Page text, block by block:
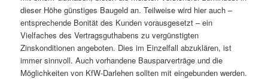
dieser Höhe günstiges Baugeld an. Teilweise wird hier auch –
entsprechende Bonität des Kunden vorausgesetzt – ein
Vielfaches des Vertragsguthabens zu vergünstigten
Zinskonditionen angeboten. Dies im Einzelfall abzuklären, ist
immer sinnvoll. Auch vorhandene Bausparverträge und die
Möglichkeiten von KfW-Darlehen sollten mit eingebunden werden.